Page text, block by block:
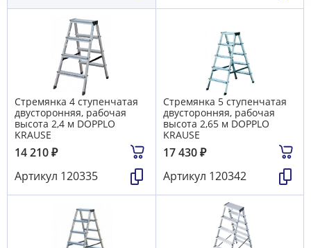
Стремянка 4 ступенчатая
двусторонняя, рабочая
высота 2,4 м DOPPLO
KRAUSE
14 210₽
Артикул 120335
Стремянка 5 ступенчатая
двусторонняя, рабочая
высота 2,65 м DOPPLO
KRAUSE
17 430₽
Артикул 120342